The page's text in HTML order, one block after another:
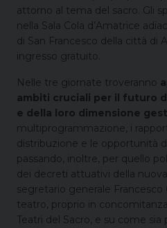
attorno al tema del sacro. Gli
nella Sala Cola d’Amatrice
di San Francesco della città di
ingresso gratuito.
Nelle tre giornate troveranno
ambiti cruciali per il futuro
e della loro dimensione
multiprogrammazione, i
distribuzione e le opportunità
passando, inoltre, per quello
dei decreti attuativi della
segretario generale Francesco
teatro, proprio in
Teatri del Sacro, e su come